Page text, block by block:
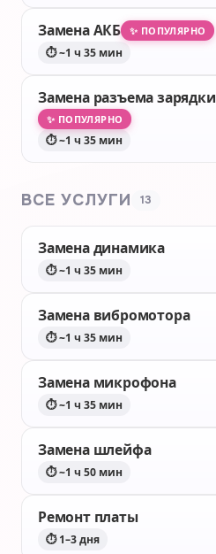
Замена АКБ ✨ ПОПУЛЯРНО
⏱ ~1 ч 35 мин
Замена разъема зарядки
✨ ПОПУЛЯРНО
⏱ ~1 ч 35 мин
ВСЕ УСЛУГИ 13
Замена динамика
⏱ ~1 ч 35 мин
Замена вибромотора
⏱ ~1 ч 35 мин
Замена микрофона
⏱ ~1 ч 35 мин
Замена шлейфа
⏱ ~1 ч 50 мин
Ремонт платы
⏱ 1–3 дня